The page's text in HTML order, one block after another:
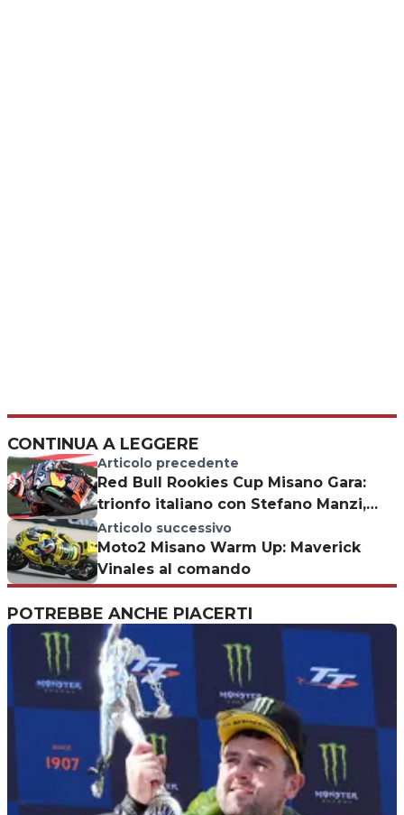
CONTINUA A LEGGERE
Articolo precedente
Red Bull Rookies Cup Misano Gara:
trionfo italiano con Stefano Manzi,
Pagliani 2°
Articolo successivo
Moto2 Misano Warm Up: Maverick
Vinales al comando
POTREBBE ANCHE PIACERTI